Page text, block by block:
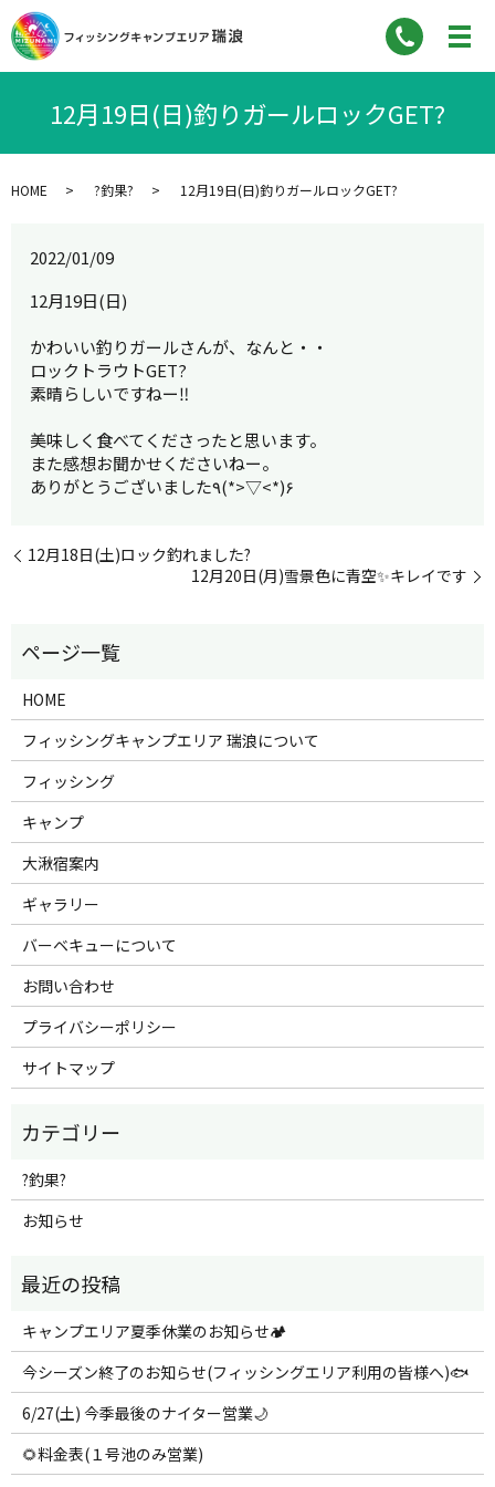
12月19日(日)釣りガールロックGET?
HOME ?釣果? 12月19日(日)釣りガールロックGET?
2022/01/09
12月19日(日)
かわいい釣りガールさんが、なんと・・
ロックトラウトGET?
素晴らしいですねー‼︎
美味しく食べてくださったと思います。
また感想お聞かせくださいねー。
ありがとうございました٩(*>▽<*)۶
12月18日(土)ロック釣れました?
12月20日(月)雪景色に青空✨キレイです
HOME
フィッシングキャンプエリア 瑞浪について
フィッシング
キャンプ
大湫宿案内
ギャラリー
バーベキューについて
お問い合わせ
プライバシーポリシー
サイトマップ
?釣果?
お知らせ
キャンプエリア夏季休業のお知らせ🏕️
今シーズン終了のお知らせ(フィッシングエリア利用の皆様へ)🐟
6/27(土) 今季最後のナイター営業🌙
🌻料金表(１号池のみ営業)